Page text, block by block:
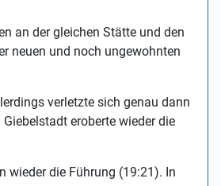
an der gleichen Stätte und den
neuen und noch ungewohnten
verletzte sich genau dann
eroberte wieder die
wieder die Führung (19:21). In